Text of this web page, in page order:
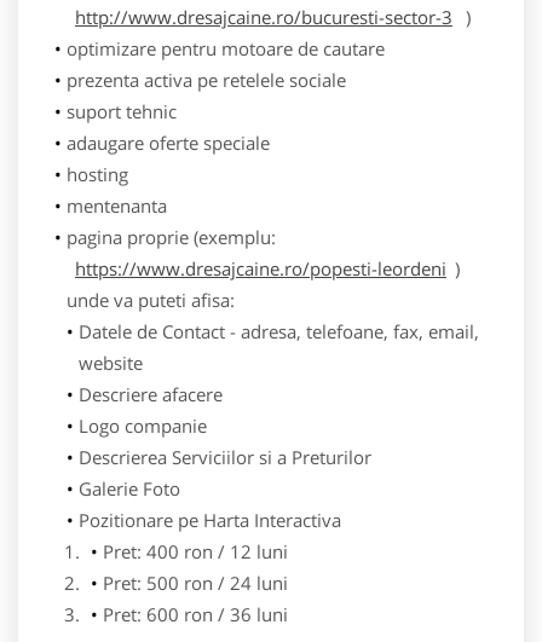
http://www.dresajcaine.ro/bucuresti-sector-3 )
optimizare pentru motoare de cautare
prezenta activa pe retelele sociale
suport tehnic
adaugare oferte speciale
hosting
mentenanta
pagina proprie (exemplu:
https://www.dresajcaine.ro/popesti-leordeni )
unde va puteti afisa:
Datele de Contact - adresa, telefoane, fax, email,
website
Descriere afacere
Logo companie
Descrierea Serviciilor si a Preturilor
Galerie Foto
Pozitionare pe Harta Interactiva
Pret: 400 ron / 12 luni
Pret: 500 ron / 24 luni
Pret: 600 ron / 36 luni